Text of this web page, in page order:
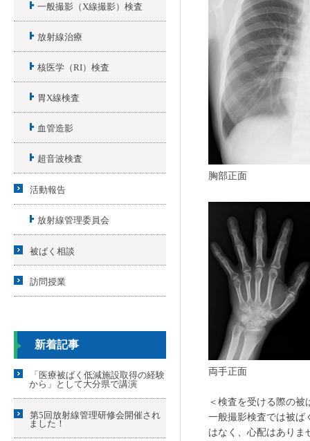
胸部正面
両手正面
＜検査を受ける際の被
一般撮影検査では被ば
はなく、心配はありま
一般撮影（X線撮影）検査
放射線治療
核医学（RI）検査
胃X線検査
血管造影
超音波検査
活動報告
放射線管理委員会
被ばく相談
訪問授業
新着記事
「医療被ばく低減施設取得の経験
から」として大分県で講演
第5回放射線管理研修会開催され
ました！